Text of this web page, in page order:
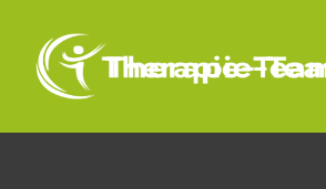
Jens Degen